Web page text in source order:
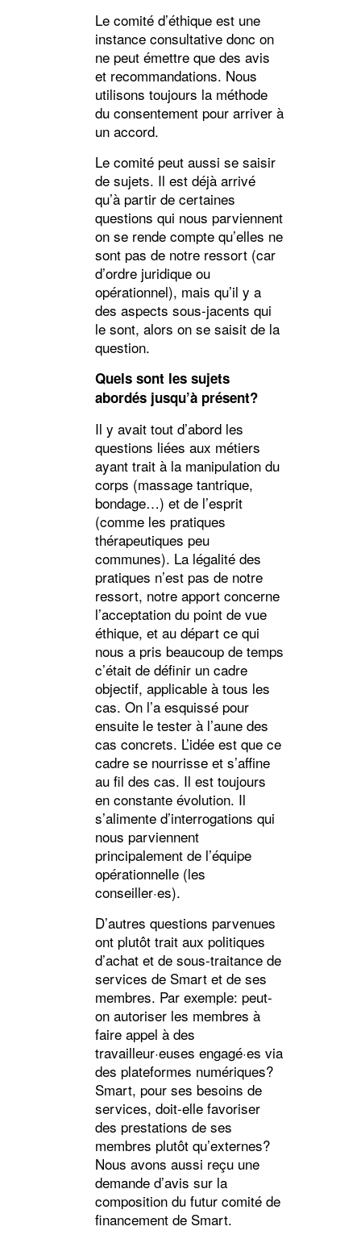
Le comité d’éthique est une
instance consultative donc on
ne peut émettre que des avis
et recommandations. Nous
utilisons toujours la méthode
du consentement pour arriver à
un accord.
Le comité peut aussi se saisir
de sujets. Il est déjà arrivé
qu’à partir de certaines
questions qui nous parviennent
on se rende compte qu’elles ne
sont pas de notre ressort (car
d’ordre juridique ou
opérationnel), mais qu’il y a
des aspects sous-jacents qui
le sont, alors on se saisit de la
question.
Quels sont les sujets
abordés jusqu’à présent?
Il y avait tout d’abord les
questions liées aux métiers
ayant trait à la manipulation du
corps (massage tantrique,
bondage…) et de l’esprit
(comme les pratiques
thérapeutiques peu
communes). La légalité des
pratiques n’est pas de notre
ressort, notre apport concerne
l’acceptation du point de vue
éthique, et au départ ce qui
nous a pris beaucoup de temps
c’était de définir un cadre
objectif, applicable à tous les
cas. On l’a esquissé pour
ensuite le tester à l’aune des
cas concrets. L’idée est que ce
cadre se nourrisse et s’affine
au fil des cas. Il est toujours
en constante évolution. Il
s’alimente d’interrogations qui
nous parviennent
principalement de l’équipe
opérationnelle (les
conseiller·es).
D’autres questions parvenues
ont plutôt trait aux politiques
d’achat et de sous-traitance de
services de Smart et de ses
membres. Par exemple: peut-
on autoriser les membres à
faire appel à des
travailleur·euses engagé·es via
des plateformes numériques?
Smart, pour ses besoins de
services, doit-elle favoriser
des prestations de ses
membres plutôt qu’externes?
Nous avons aussi reçu une
demande d’avis sur la
composition du futur comité de
financement de Smart.